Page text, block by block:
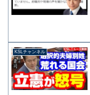
KSLチャンネル